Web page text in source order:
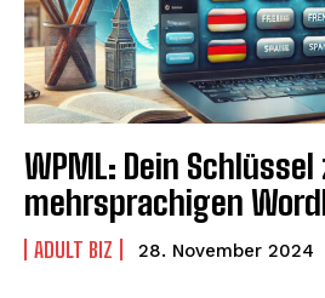
WPML: Dein
mehrsprachigen
ADULT BIZ 28. November 2024